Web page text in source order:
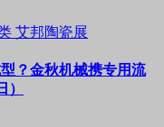
艾邦陶瓷展
？金秋机械携专用流